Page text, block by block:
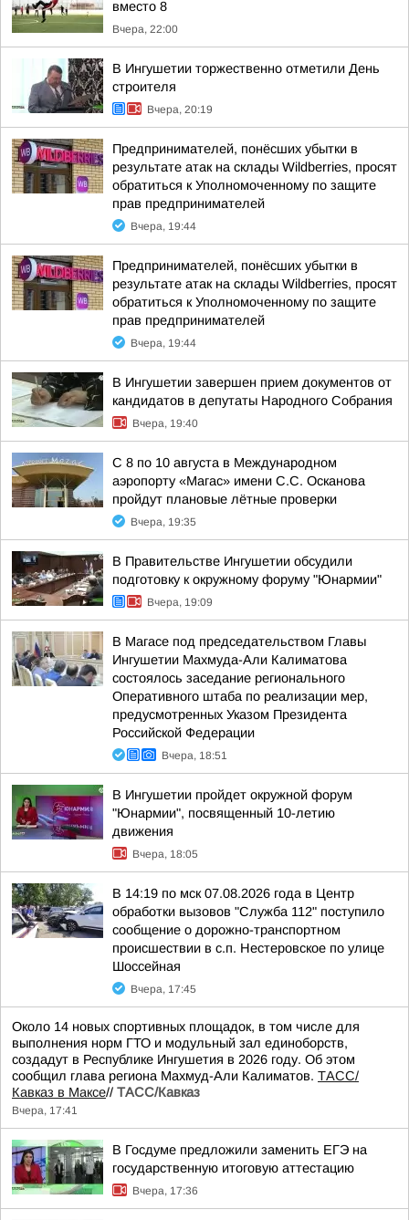
вместо 8
Вчера, 22:00
В Ингушетии торжественно отметили День
строителя
Вчера, 20:19
Предпринимателей, понёсших убытки в
результате атак на склады Wildberries, просят
обратиться к Уполномоченному по защите
прав предпринимателей
Вчера, 19:44
Предпринимателей, понёсших убытки в
результате атак на склады Wildberries, просят
обратиться к Уполномоченному по защите
прав предпринимателей
Вчера, 19:44
В Ингушетии завершен прием документов от
кандидатов в депутаты Народного Собрания
Вчера, 19:40
С 8 по 10 августа в Международном
аэропорту «Магас» имени С.С. Осканова
пройдут плановые лётные проверки
Вчера, 19:35
В Правительстве Ингушетии обсудили
подготовку к окружному форуму "Юнармии"
Вчера, 19:09
В Магасе под председательством Главы
Ингушетии Махмуда-Али Калиматова
состоялось заседание регионального
Оперативного штаба по реализации мер,
предусмотренных Указом Президента
Российской Федерации
Вчера, 18:51
В Ингушетии пройдет окружной форум
"Юнармии", посвященный 10-летию
движения
Вчера, 18:05
В 14:19 по мск 07.08.2026 года в Центр
обработки вызовов "Служба 112" поступило
сообщение о дорожно-транспортном
происшествии в с.п. Нестеровское по улице
Шоссейная
Вчера, 17:45
Около 14 новых спортивных площадок, в том числе для
выполнения норм ГТО и модульный зал единоборств,
создадут в Республике Ингушетия в 2026 году. Об этом
сообщил глава региона Махмуд-Али Калиматов. ТАСС/
Кавказ в Максе// ТАСС/Кавказ
Вчера, 17:41
В Госдуме предложили заменить ЕГЭ на
государственную итоговую аттестацию
Вчера, 17:36